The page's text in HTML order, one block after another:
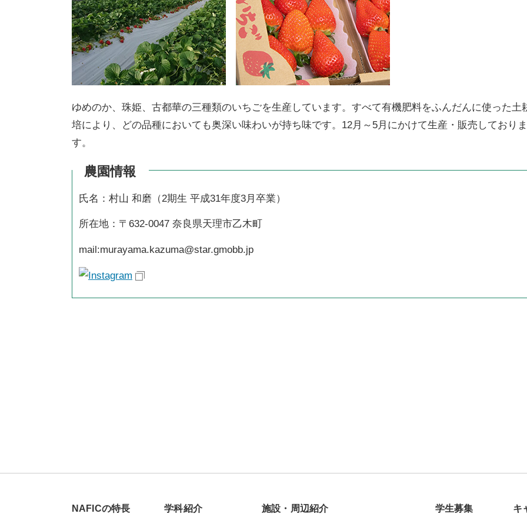
ゆめのか、珠姫、古都華の三種類のいちごを生産しています。すべて有機肥料をふんだんに使った土
培により、どの品種においても奥深い味わいが持ち味です。12月～5月にかけて生産・販売しておりま
す。
農園情報
氏名：村山 和磨（2期生 平成31年度3月卒業）
所在地：〒632-0047 奈良県天理市乙木町
mail:murayama.kazuma@star.gmobb.jp
NAFICの特長 学科紹介 施設・周辺紹介 学生募集
キ